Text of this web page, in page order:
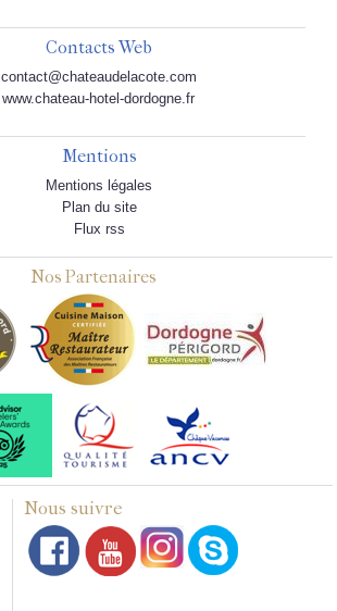
Contacts Web
contact@chateaudelacote.com
www.chateau-hotel-dordogne.fr
Mentions
Mentions légales
Plan du site
Flux rss
Nos Partenaires
Nous suivre